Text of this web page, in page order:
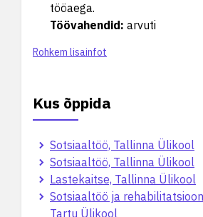
tööaega.
Töövahendid: arvuti
Rohkem lisainfot
Kus õppida
Sotsiaaltöö, Tallinna Ülikool
Sotsiaaltöö, Tallinna Ülikool
Lastekaitse, Tallinna Ülikool
Sotsiaaltöö ja
Tartu Ülikool